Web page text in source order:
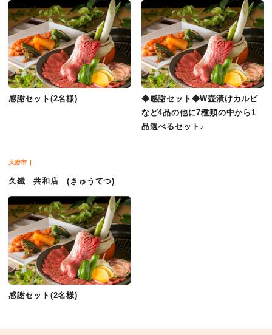
感謝セット(2名様)
◆感謝セット◆W壺漬けカルビ
など4品の他に7種類の中から1
品選べるセット♪
大府市
久鐵 共和店 (きゅうてつ)
感謝セット(2名様)